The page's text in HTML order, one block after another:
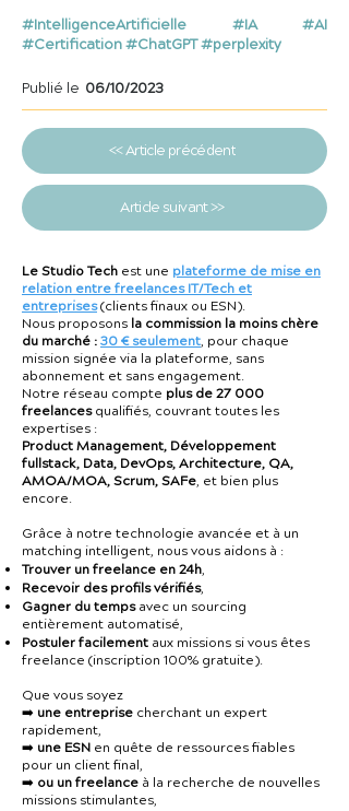
#IntelligenceArtificielle #IA #AI
#Certification #ChatGPT #perplexity
Publié le 06/10/2023
<< Article précédent
Article suivant >>
Le Studio Tech est une plateforme de mise en
relation entre freelances IT/Tech et
entreprises(clients finaux ou ESN).
Nous proposons la commission la moins chère
du marché :30 € seulement, pour chaque
mission signée via la plateforme, sans
abonnement et sans engagement.
Notre réseau compte plus de 27 000
freelancesqualifiés, couvrant toutes les
expertises :
Product Management, Développement
fullstack, Data, DevOps, Architecture, QA,
AMOA/MOA, Scrum, SAFe, et bien plus
encore.
Grâce à notre technologie avancée et à un
matching intelligent, nous vous aidons à :
Trouver un freelance en 24h,
Recevoir des profils vérifiés,
Gagner du tempsavec un sourcing
entièrement automatisé,
Postuler facilement aux missions si vous êtes
freelance (inscription 100% gratuite).
Que vous soyez
➡️ une entreprise cherchant un expert
rapidement,
➡️ une ESN en quête de ressources fiables
pour un client final,
➡️ ou un freelance à la recherche de nouvelles
missions stimulantes,